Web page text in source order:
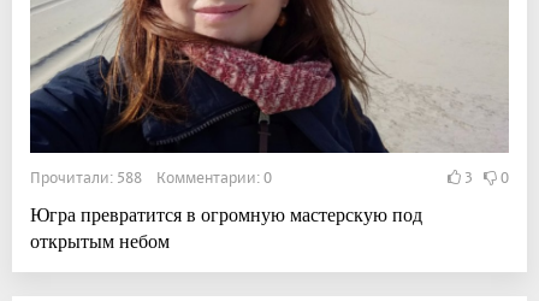
Прочитали: 588 Комментарии: 0 3 0
Югра превратится в огромную мастерскую под
открытым небом